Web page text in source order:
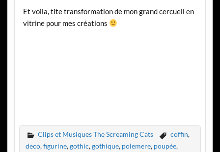
Et voila, tite transformation de mon grand cercueil en
vitrine pour mes créations
Clips et Musiques The Screaming Cats coffin,
deco,figurine,gothic,gothique, polemere, poupée,